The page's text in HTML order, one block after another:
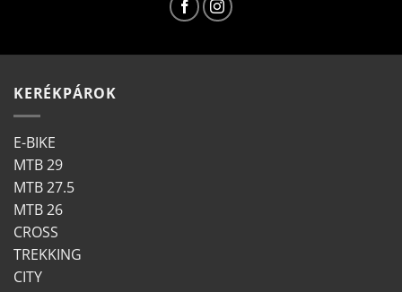
KERÉKPÁROK
E-BIKE
MTB 29
MTB 27.5
MTB 26
CROSS
TREKKING
CITY